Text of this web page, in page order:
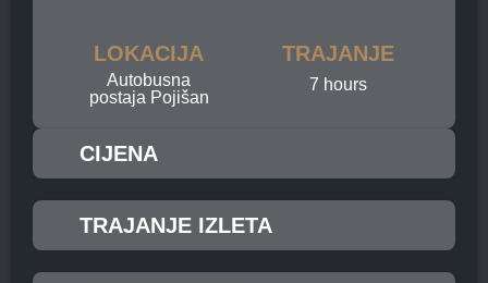
LOKACIJA
Autobusna
postaja Pojišan
TRAJANJE
7 hours
CIJENA
TRAJANJE IZLETA